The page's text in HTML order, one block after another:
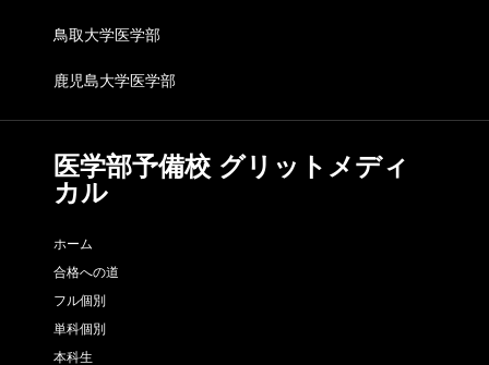
鳥取大学医学部
鹿児島大学医学部
医学部予備校 グリットメディ
カル
ホーム
合格への道
フル個別
単科個別
本科生